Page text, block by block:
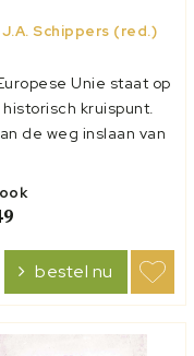
Schippers (red.)
Unie staat op
kruispunt.
de weg inslaan van
van haar
Dan blijft zij
naar een politieke
en gaat zij door met
van
waarden.
meer bureau...
bestel nu